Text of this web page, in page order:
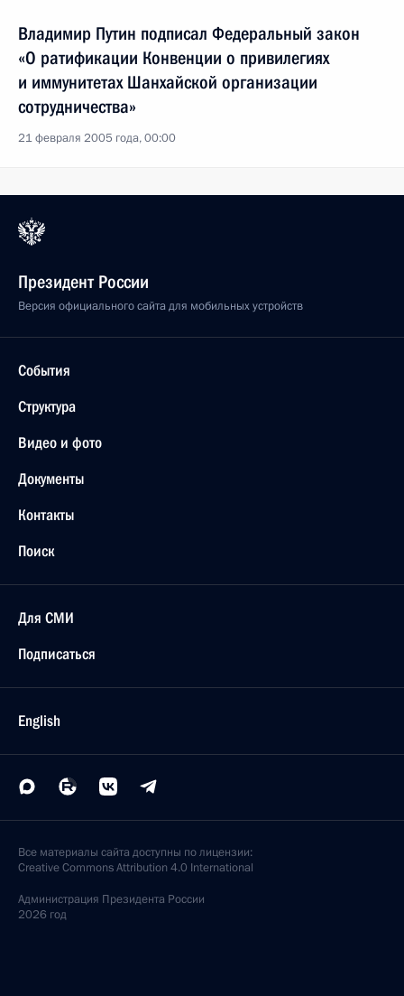
Владимир Путин подписал Федеральный закон
«О ратификации Конвенции о привилегиях
и иммунитетах Шанхайской организации
сотрудничества»
21 февраля 2005 года, 00:00
Президент России
Версия официального сайта для мобильных устройств
События
Структура
Видео и фото
Документы
Контакты
Поиск
Для СМИ
Подписаться
English
Все материалы сайта доступны по лицензии:
Creative Commons Attribution 4.0 International
Администрация Президента России
2026 год